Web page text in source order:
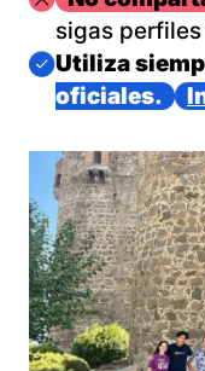
sigas
Imagen
Utiliza
oficiales.